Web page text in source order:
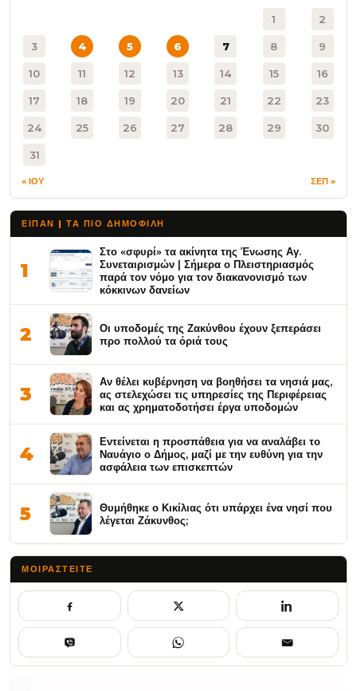
1 2
3 4 5 6 7 8 9
10 11 12 13 14 15 16
17 18 19 20 21 22 23
24 25 26 27 28 29 30
31
« ΙΟΥ ΣΕΠ »
ΕΙΠΑΝ | ΤΑ ΠΙΟ ΔΗΜΟΦΙΛΉ
1
Στο «σφυρί» τα ακίνητα της Ένωσης Αγ.
Συνεταιρισμών | Σήμερα ο Πλειστηριασμός
παρά τον νόμο για τον διακανονισμό των
κόκκινων δανείων
2
Οι υποδομές της Ζακύνθου έχουν ξεπεράσει
προ πολλού τα όριά τους
3
Αν θέλει κυβέρνηση να βοηθήσει τα νησιά μας,
ας στελεχώσει τις υπηρεσίες της Περιφέρειας
και ας χρηματοδοτήσει έργα υποδομών
4
Εντείνεται η προσπάθεια για να αναλάβει το
Ναυάγιο ο Δήμος, μαζί με την ευθύνη για την
ασφάλεια των επισκεπτών
5
Θυμήθηκε ο Κικίλιας ότι υπάρχει ένα νησί που
λέγεται Ζάκυνθος;
ΜΟΙΡΑΣΤΕΊΤΕ